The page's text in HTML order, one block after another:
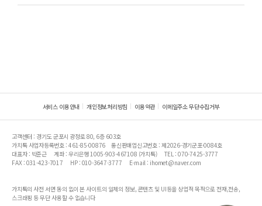
서비스 이용안내 개인정보처리방침 이용약관 이메일주소 무단수집거부
고객센터 : 경기도 군포시 광정로 80, 6층 603호
가치톡 사업자등록번호 : 461-85-00876
통신판매업신고번호 : 제2026-경기군포-0084호
대표자 : 박준근
계좌 : 우리은행 1005-903-467108 (가치톡)
TEL : 070-7425-3777
FAX : 031-423-7017
HP : 010-3647-3777 E-mail : ihomet@naver.com
가치톡의 사전 서면 동의 없이 본 사이트의 일체의 정보, 콘텐츠 및 UI등을 상업적 목적으로 전재,전송,
스크래핑 등 무단 사용할 수 없습니다